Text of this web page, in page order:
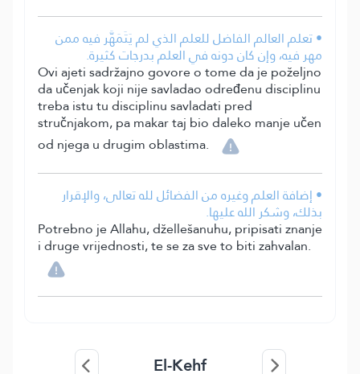
• تعلم العالم الفاضل للعلم الذي لم يَتَمَهَّر فيه ممن
مهر فيه، وإن كان دونه في العلم بدرجات كثيرة.
Ovi ajeti sadržajno govore o tome da je poželjno
da učenjak koji nije savladao određenu disciplinu
treba istu tu disciplinu savladati pred
stručnjakom, pa makar taj bio daleko manje učen
od njega u drugim oblastima.
• إضافة العلم وغيره من الفضائل لله تعالى، والإقرار
بذلك، وشكر الله عليها.
Potrebno je Allahu, džellešanuhu, pripisati znanje
i druge vrijednosti, te se za sve to biti zahvalan.
El-Kehf